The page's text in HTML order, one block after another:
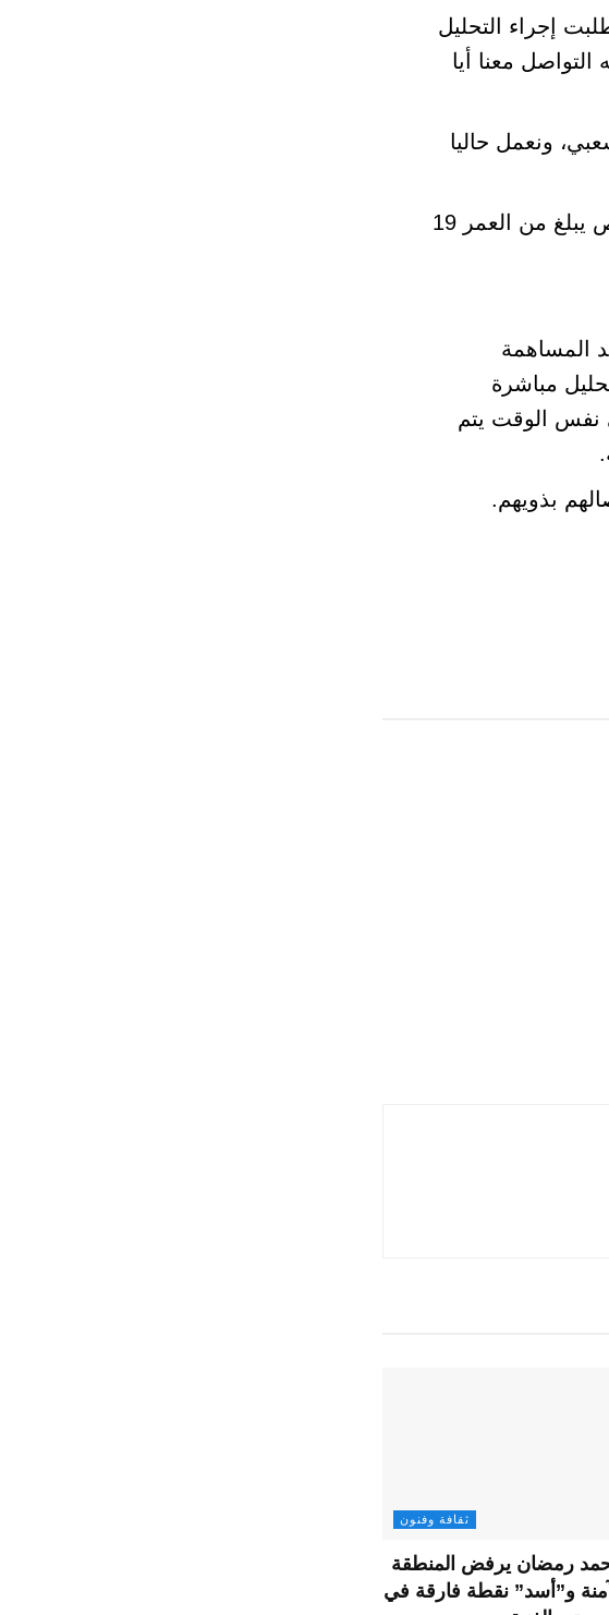
أي مرحلة سنية، فهناك سيدة تبلغ من العمر 70 عاما طلبت إجراء التحليل
مفقود يمكنه التواصل معنا أيا
ونعمل حاليا
بدأنا في إيصال بعض الحالات بذويها، وفي الوقت الحالي اقتربنا من إيصال شخص يبلغ من العمر 19
المساهمة
مباشرة
نفس الوقت يتم
ثقافة وفنون
رمضان يرفض المنطقة
و”أسد” نقطة فارقة في